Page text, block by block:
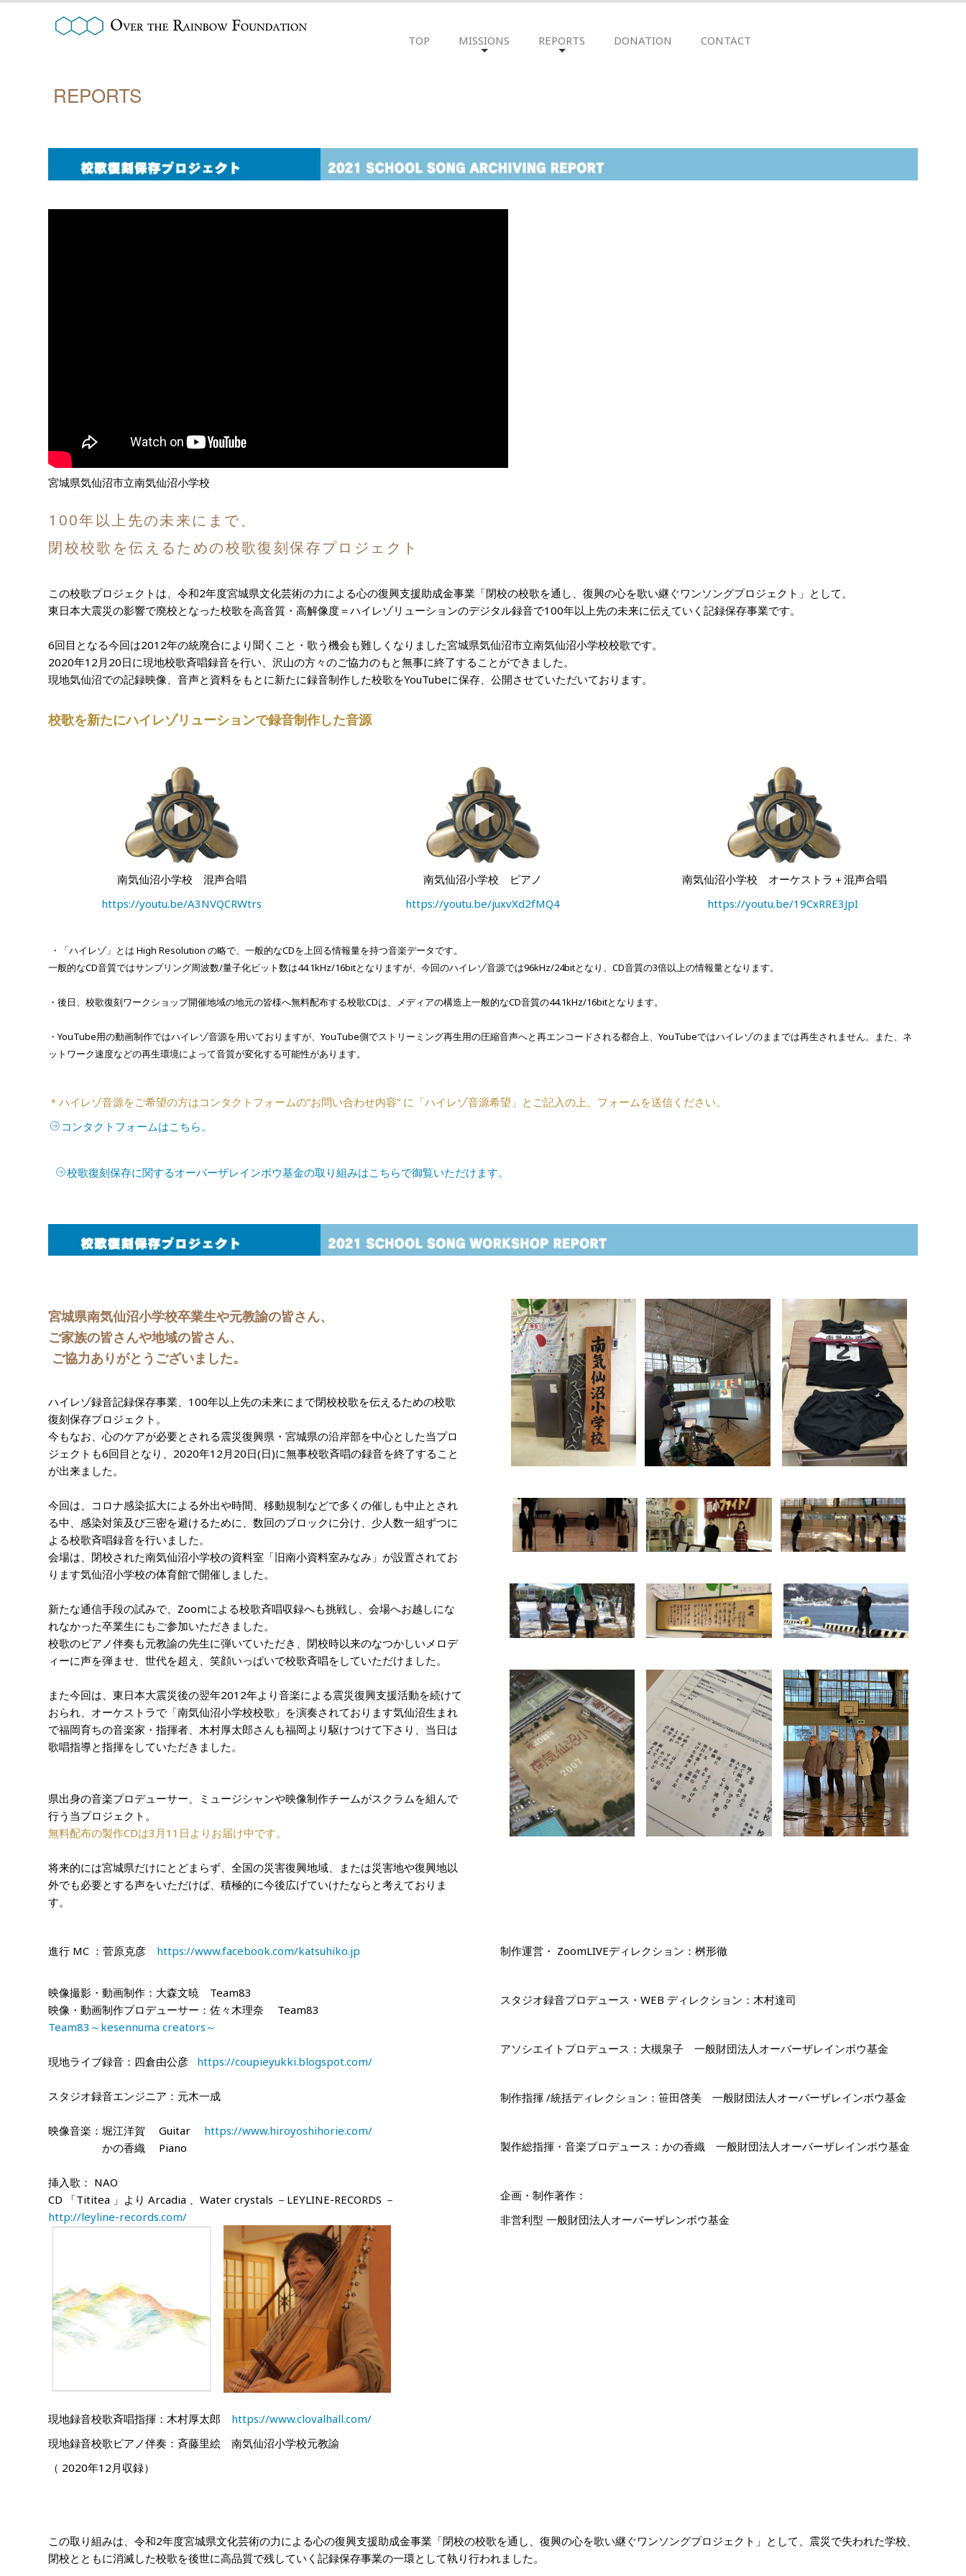
TOP MISSIONS REPORTS DONATION CONTACT
REPORTS
宮城県気仙沼市立南気仙沼小学校
100年以上先の未来にまで、
閉校校歌を伝えるための校歌復刻保存プロジェクト
この校歌プロジェクトは、令和2年度宮城県文化芸術の力による心の復興支援助成金事業「閉校の校歌を通し、復興の心を歌い継ぐワンソングプロジェクト」として、
東日本大震災の影響で廃校となった校歌を高音質・高解像度＝ハイレゾリューションのデジタル録音で100年以上先の未来に伝えていく記録保存事業です。
6回目となる今回は2012年の統廃合により聞くこと・歌う機会も難しくなりました宮城県気仙沼市立南気仙沼小学校校歌です。
2020年12月20日に現地校歌斉唱録音を行い、沢山の方々のご協力のもと無事に終了することができました。
現地気仙沼での記録映像、音声と資料をもとに新たに録音制作した校歌をYouTubeに保存、公開させていただいております。
校歌を新たにハイレゾリューションで録音制作した音源
南気仙沼小学校 混声合唱
https://youtu.be/A3NVQCRWtrs
南気仙沼小学校 ピアノ
https://youtu.be/juxvXd2fMQ4
南気仙沼小学校 オーケストラ＋混声合唱
https://youtu.be/19CxRRE3JpI
・「ハイレゾ」とは High Resolution の略で、一般的なCDを上回る情報量を持つ音楽データです。
一般的なCD音質ではサンプリング周波数/量子化ビット数は44.1kHz/16bitとなりますが、今回のハイレゾ音源では96kHz/24bitとなり、CD音質の3倍以上の情報量となります。
・後日、校歌復刻ワークショップ開催地域の地元の皆様へ無料配布する校歌CDは、 メディアの構造上一般的なCD音質の44.1kHz/16bitとなります。
・YouTube用の動画制作ではハイレゾ音源を用いておりますが、YouTube側でストリーミング再生用の圧縮音声へと再エンコードされる都合上、YouTubeではハイレゾのままでは再生されません。また、ネ
ットワーク速度などの再生環境によって音質が変化する可能性があります。
＊ハイレゾ音源をご希望の方はコンタクトフォームの”お問い合わせ内容” に「ハイレゾ音源希望」とご記入の上、フォームを送信ください。
コンタクトフォームはこちら。
校歌復刻保存に関するオーバーザレインボウ基金の取り組みはこちらで御覧いただけます。
宮城県南気仙沼小学校卒業生や元教諭の皆さん、
ご家族の皆さんや地域の皆さん、
ご協力ありがとうございました。
ハイレゾ録音記録保存事業、100年以上先の未来にまで閉校校歌を伝えるための校歌
復刻保存プロジェクト。
今もなお、心のケアが必要とされる震災復興県・宮城県の沿岸部を中心とした当プロ
ジェクトも6回目となり、2020年12月20日(日)に無事校歌斉唱の録音を終了すること
が出来ました。
今回は、コロナ感染拡大による外出や時間、移動規制などで多くの催しも中止とされ
る中、感染対策及び三密を避けるために、数回のブロックに分け、少人数一組ずつに
よる校歌斉唱録音を行いました。
会場は、閉校された南気仙沼小学校の資料室「旧南小資料室みなみ」が設置されてお
ります気仙沼小学校の体育館で開催しました。
新たな通信手段の試みで、Zoomによる校歌斉唱収録へも挑戦し、会場へお越しにな
れなかった卒業生にもご参加いただきました。
校歌のピアノ伴奏も元教諭の先生に弾いていただき、閉校時以来のなつかしいメロデ
ィーに声を弾ませ、世代を超え、笑顔いっぱいで校歌斉唱をしていただけました。
また今回は、東日本大震災後の翌年2012年より音楽による震災復興支援活動を続けて
おられ、オーケストラで「南気仙沼小学校校歌」を演奏されております気仙沼生まれ
で福岡育ちの音楽家・指揮者、木村厚太郎さんも福岡より駆けつけて下さり、当日は
歌唱指導と指揮をしていただきました。
県出身の音楽プロデューサー、ミュージシャンや映像制作チームがスクラムを組んで
行う当プロジェクト。
無料配布の製作CDは3月11日よりお届け中です。
将来的には宮城県だけにとどまらず、全国の災害復興地域、または災害地や復興地以
外でも必要とする声をいただけば、積極的に今後広げていけたならと考えておりま
す。
進行 MC ：菅原克彦 https://www.facebook.com/katsuhiko.jp
映像撮影・動画制作：大森文暁 Team83
映像・動画制作プロデューサー：佐々木理奈
Team83
Team83～kesennuma creators～
現地ライブ録音：四倉由公彦 https://coupieyukki.blogspot.com/
スタジオ録音エンジニア：元木一成
映像音楽：堀江洋賀 Guitar
https://www.hiroyoshihorie.com/
かの香織 Piano
挿入歌： NAO
CD
「Tititea 」より Arcadia 、Water crystals － LEYLINE-RECORDS －
http://leyline-records.com/
現地録音校歌斉唱指揮：木村厚太郎 https://www.clovalhall.com/
現地録音校歌ピアノ伴奏：斉藤里絵 南気仙沼小学校元教諭
（ 2020年12月収録）
制作運営・ ZoomLIVEディレクション：桝形徹
スタジオ録音プロデュース・WEB ディレクション：木村達司
アソシエイトプロデュース：大槻泉子 一般財団法人オーバーザレインボウ基金
制作指揮/統括ディレクション：笹田啓美 一般財団法人オーバーザレインボウ基金
製作総指揮・音楽プロデュース：かの香織 一般財団法人オーバーザレインボウ基金
企画・制作著作：
非営利型一般財団法人オーバーザレンボウ基金
この取り組みは、令和2年度宮城県文化芸術の力による心の復興支援助成金事業「閉校の校歌を通し、復興の心を歌い継ぐワンソングプロジェクト」として、震災で失われた学校、
閉校とともに消滅した校歌を後世に高品質で残していく記録保存事業の一環として執り行われました。